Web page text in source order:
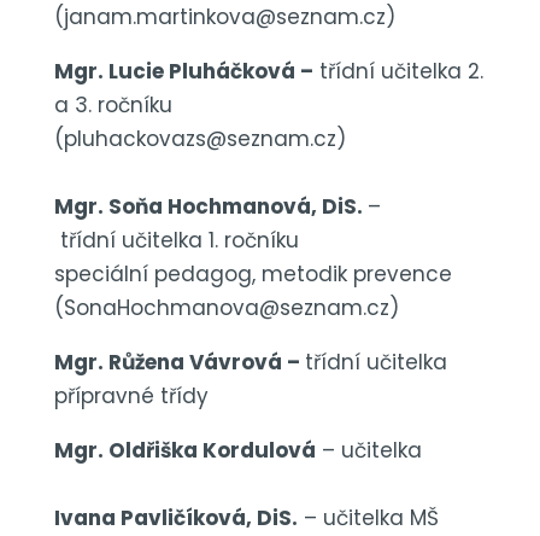
(janam.martinkova@seznam.cz)
Mgr. Lucie Pluháčková – třídní učitelka 2.
a 3. ročníku
(pluhackovazs@seznam.cz)
Mgr. Soňa Hochmanová, DiS. –
třídní učitelka 1. ročníku
speciální pedagog, metodik prevence
(SonaHochmanova@seznam.cz)
Mgr. Růžena Vávrová – třídní učitelka
přípravné třídy
Mgr. Oldřiška Kordulová – učitelka
Ivana Pavličíková, DiS. – učitelka MŠ